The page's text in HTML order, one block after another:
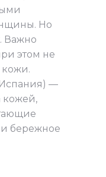
Но
Важно
этом не
кожи.
—
кожей,
бережное